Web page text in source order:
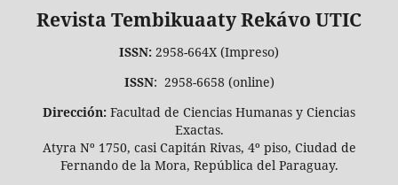
Revista Tembikuaaty Rekávo UTIC
ISSN: 2958-664X (Impreso)
ISSN: 2958-6658 (online)
Dirección: Facultad de Ciencias Humanas y Ciencias
Exactas.
Atyra Nº 1750, casi Capitán Rivas, 4º piso, Ciudad de
Fernando de la Mora, República del Paraguay.